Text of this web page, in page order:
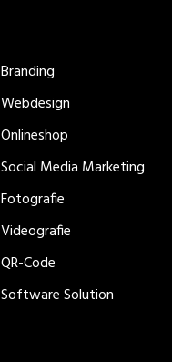
Branding
Webdesign
Onlineshop
Social Media Marketing
Fotografie
Videografie
QR-Code
Software Solution